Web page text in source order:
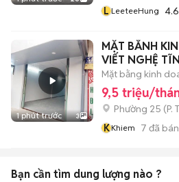
L LeeteeHung 4.6
1 phút trước 3
MẶT BẰNH
VIẾT NGHỆ
Mặt bằng kinh
9,5 triệu/
Phường 25 (P.
KKhiem 7 đã bán
Bạn cần tìm dung lượng nào ?